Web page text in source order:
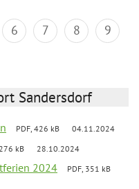
6 7 8
9
Sandersdorf
PDF, 426 kB 04.11.2024
kB 28.10.2024
2024
PDF, 351 kB